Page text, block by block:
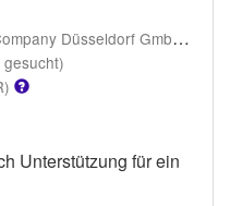
Hammer Straße 19, 40219 Düsseldorf-Stadtbezirk 3)
Unterstützung für ein